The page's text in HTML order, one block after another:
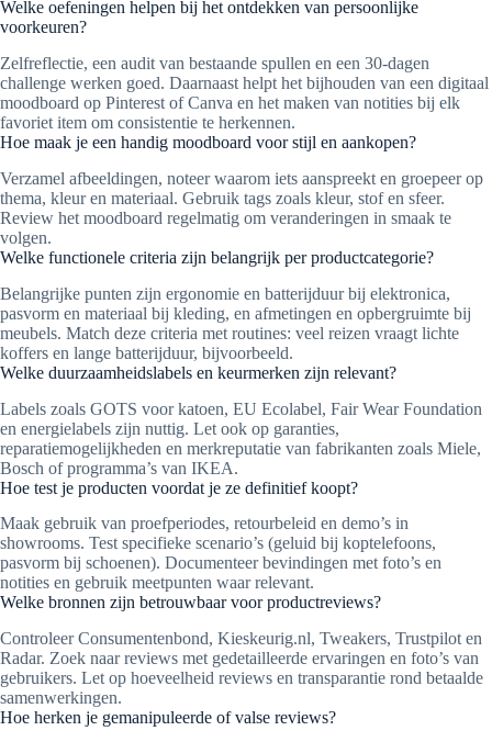
Welke oefeningen helpen bij het ontdekken van persoonlijke
voorkeuren?
Zelfreflectie, een audit van bestaande spullen en een 30-dagen
challenge werken goed. Daarnaast helpt het bijhouden van een digitaal
moodboard op Pinterest of Canva en het maken van notities bij elk
favoriet item om consistentie te herkennen.
Hoe maak je een handig moodboard voor stijl en aankopen?
Verzamel afbeeldingen, noteer waarom iets aanspreekt en groepeer op
thema, kleur en materiaal. Gebruik tags zoals kleur, stof en sfeer.
Review het moodboard regelmatig om veranderingen in smaak te
volgen.
Welke functionele criteria zijn belangrijk per productcategorie?
Belangrijke punten zijn ergonomie en batterijduur bij elektronica,
pasvorm en materiaal bij kleding, en afmetingen en opbergruimte bij
meubels. Match deze criteria met routines: veel reizen vraagt lichte
koffers en lange batterijduur, bijvoorbeeld.
Welke duurzaamheidslabels en keurmerken zijn relevant?
Labels zoals GOTS voor katoen, EU Ecolabel, Fair Wear Foundation
en energielabels zijn nuttig. Let ook op garanties,
reparatiemogelijkheden en merkreputatie van fabrikanten zoals Miele,
Bosch of programma’s van IKEA.
Hoe test je producten voordat je ze definitief koopt?
Maak gebruik van proefperiodes, retourbeleid en demo’s in
showrooms. Test specifieke scenario’s (geluid bij koptelefoons,
pasvorm bij schoenen). Documenteer bevindingen met foto’s en
notities en gebruik meetpunten waar relevant.
Welke bronnen zijn betrouwbaar voor productreviews?
Controleer Consumentenbond, Kieskeurig.nl, Tweakers, Trustpilot en
Radar. Zoek naar reviews met gedetailleerde ervaringen en foto’s van
gebruikers. Let op hoeveelheid reviews en transparantie rond betaalde
samenwerkingen.
Hoe herken je gemanipuleerde of valse reviews?